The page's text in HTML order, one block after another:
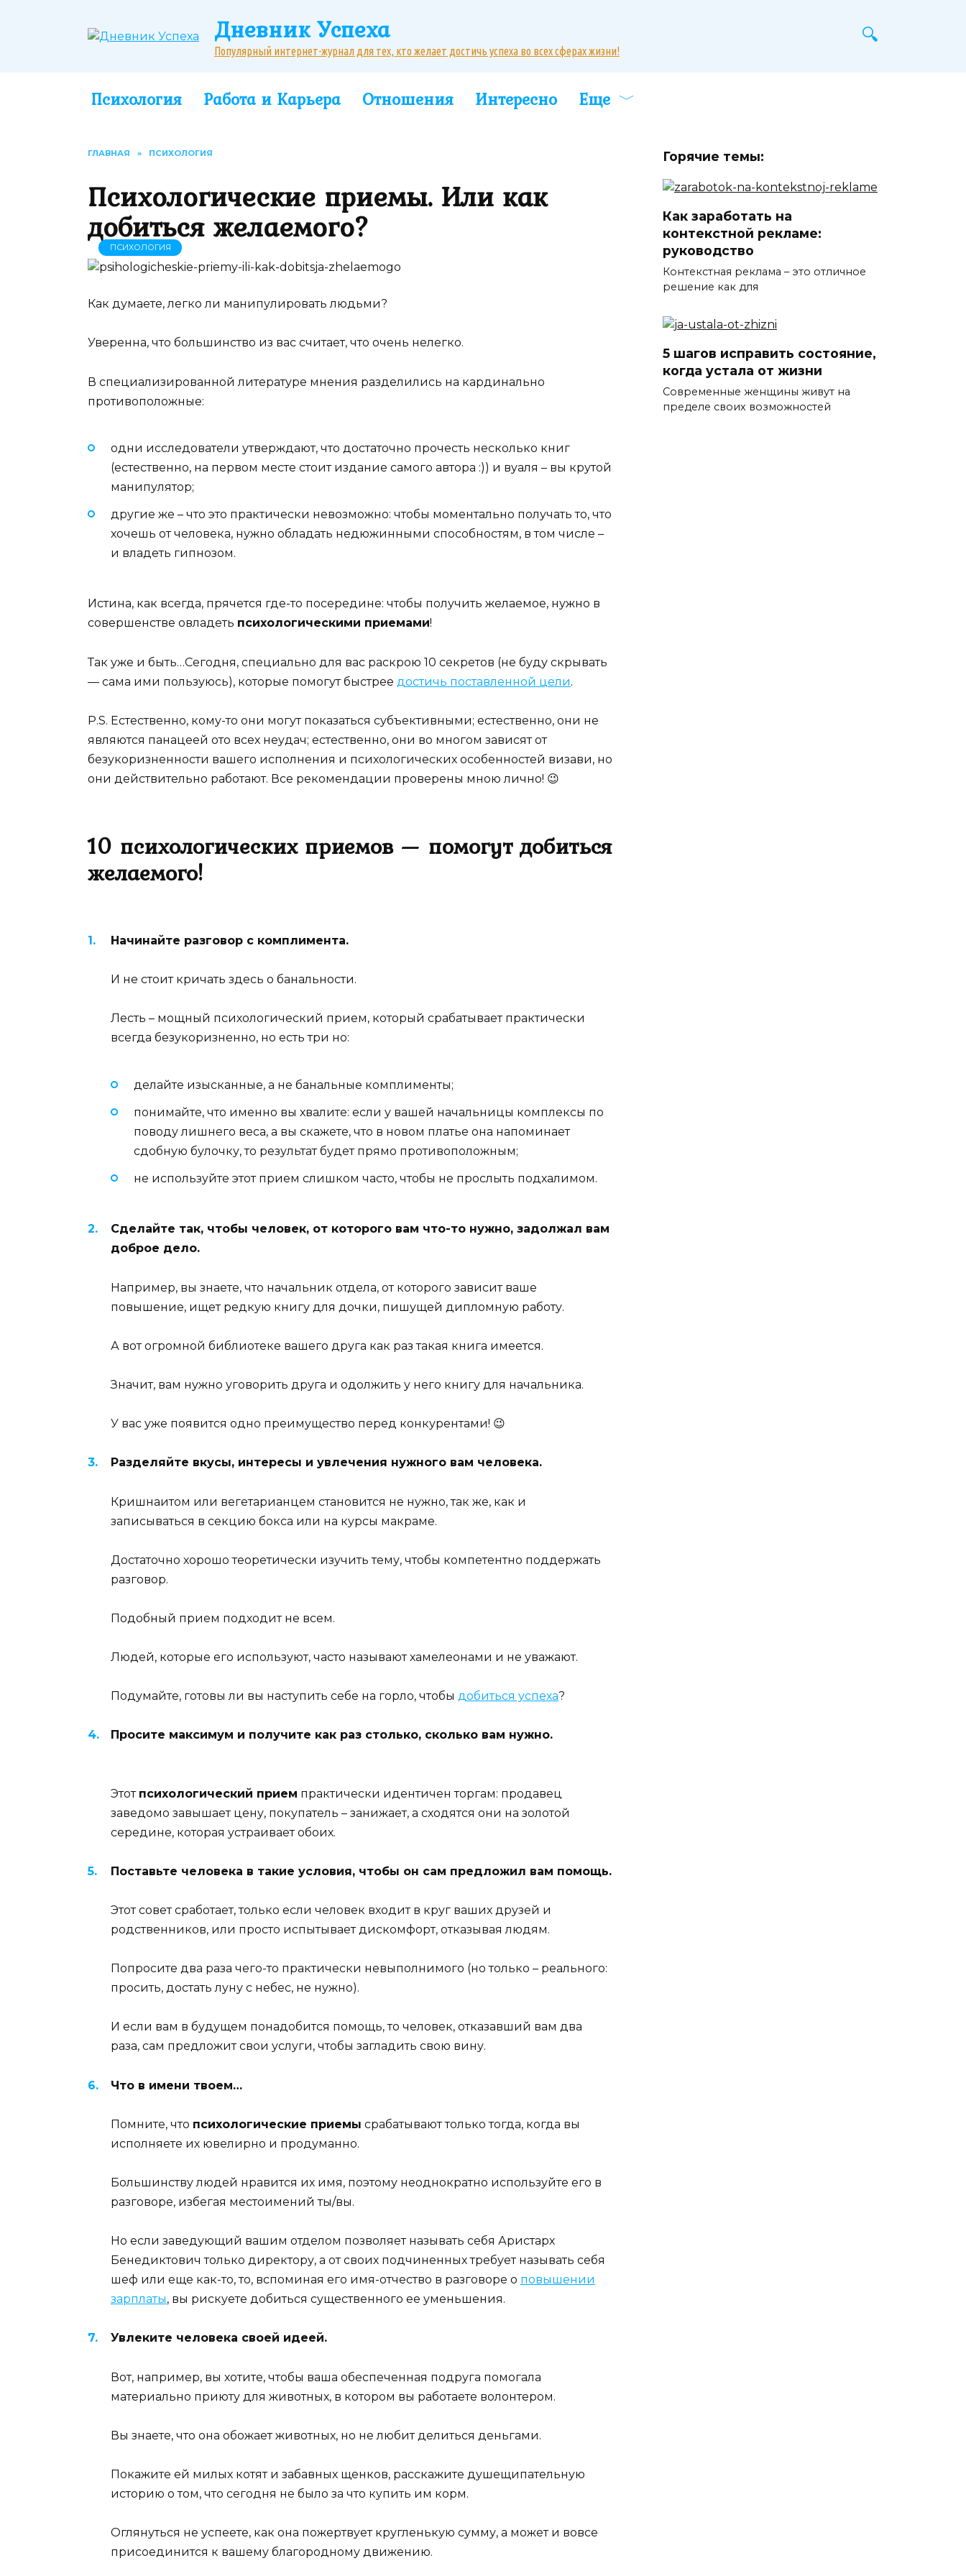
Дневник Успеха
Популярный интернет-журнал для тех, кто желает достичь успеха во всех сферах жизни!
Психология Работа и Карьера Отношения Интересно Еще
ГЛАВНАЯ » ПСИХОЛОГИЯ
Психологические приемы. Или как
добиться желаемого?
ПСИХОЛОГИЯ
Как думаете, легко ли манипулировать людьми?
Уверенна, что большинство из вас считает, что очень нелегко.
В специализированной литературе мнения разделились на кардинально
противоположные:
одни исследователи утверждают, что достаточно прочесть несколько книг
(естественно, на первом месте стоит издание самого автора :)) и вуаля – вы крутой
манипулятор;
другие же – что это практически невозможно: чтобы моментально получать то, что
хочешь от человека, нужно обладать недюжинными способностям, в том числе –
и владеть гипнозом.
Истина, как всегда, прячется где-то посередине: чтобы получить желаемое, нужно в
совершенстве овладеть психологическими приемами!
Так уже и быть…Сегодня, специально для вас раскрою 10 секретов (не буду скрывать
— сама ими пользуюсь), которые помогут быстрее достичь поставленной цели.
P.S. Естественно, кому-то они могут показаться субъективными; естественно, они не
являются панацеей ото всех неудач; естественно, они во многом зависят от
безукоризненности вашего исполнения и психологических особенностей визави, но
они действительно работают. Все рекомендации проверены мною лично! 😉
10 психологических приемов — помогут добиться
желаемого!
Начинайте разговор с комплимента.
И не стоит кричать здесь о банальности.
Лесть – мощный психологический прием, который срабатывает практически
всегда безукоризненно, но есть три но:
делайте изысканные, а не банальные комплименты;
понимайте, что именно вы хвалите: если у вашей начальницы комплексы по
поводу лишнего веса, а вы скажете, что в новом платье она напоминает
сдобную булочку, то результат будет прямо противоположным;
не используйте этот прием слишком часто, чтобы не прослыть подхалимом.
Сделайте так, чтобы человек, от которого вам что-то нужно, задолжал вам
доброе дело.
Например, вы знаете, что начальник отдела, от которого зависит ваше
повышение, ищет редкую книгу для дочки, пишущей дипломную работу.
А вот огромной библиотеке вашего друга как раз такая книга имеется.
Значит, вам нужно уговорить друга и одолжить у него книгу для начальника.
У вас уже появится одно преимущество перед конкурентами! 😉
Разделяйте вкусы, интересы и увлечения нужного вам человека.
Кришнаитом или вегетарианцем становится не нужно, так же, как и
записываться в секцию бокса или на курсы макраме.
Достаточно хорошо теоретически изучить тему, чтобы компетентно поддержать
разговор.
Подобный прием подходит не всем.
Людей, которые его используют, часто называют хамелеонами и не уважают.
Подумайте, готовы ли вы наступить себе на горло, чтобы добиться успеха?
Просите максимум и получите как раз столько, сколько вам нужно.
Этот психологический прием практически идентичен торгам: продавец
заведомо завышает цену, покупатель – занижает, а сходятся они на золотой
середине, которая устраивает обоих.
Поставьте человека в такие условия, чтобы он сам предложил вам помощь.
Этот совет сработает, только если человек входит в круг ваших друзей и
родственников, или просто испытывает дискомфорт, отказывая людям.
Попросите два раза чего-то практически невыполнимого (но только – реального:
просить, достать луну с небес, не нужно).
И если вам в будущем понадобится помощь, то человек, отказавший вам два
раза, сам предложит свои услуги, чтобы загладить свою вину.
Что в имени твоем…
Помните, что психологические приемы срабатывают только тогда, когда вы
исполняете их ювелирно и продуманно.
Большинству людей нравится их имя, поэтому неоднократно используйте его в
разговоре, избегая местоимений ты/вы.
Но если заведующий вашим отделом позволяет называть себя Аристарх
Бенедиктович только директору, а от своих подчиненных требует называть себя
шеф или еще как-то, то, вспоминая его имя-отчество в разговоре о повышении
зарплаты, вы рискуете добиться существенного ее уменьшения.
Увлеките человека своей идеей.
Вот, например, вы хотите, чтобы ваша обеспеченная подруга помогала
материально приюту для животных, в котором вы работаете волонтером.
Вы знаете, что она обожает животных, но не любит делиться деньгами.
Покажите ей милых котят и забавных щенков, расскажите душещипательную
историю о том, что сегодня не было за что купить им корм.
Оглянуться не успеете, как она пожертвует кругленькую сумму, а может и вовсе
присоединится к вашему благородному движению.
Горячие темы:
Как заработать на
контекстной рекламе:
руководство
Контекстная реклама – это отличное
решение как для
5 шагов исправить состояние,
когда устала от жизни
Современные женщины живут на
пределе своих возможностей